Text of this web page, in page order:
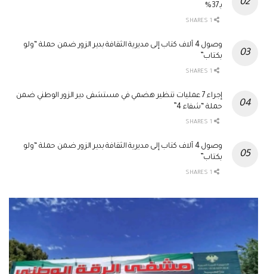
بـ37%
وصول 4 آلاف كتاب إلى مديرية الثقافة بدير الزور ضمن حملة “ولو
بكتاب”
إجراء 7 عمليات تنظير هضمي في مستشفى دير الزور الوطني ضمن
حملة “شفاء 4”
وصول 4 آلاف كتاب إلى مديرية الثقافة بدير الزور ضمن حملة “ولو
بكتاب”